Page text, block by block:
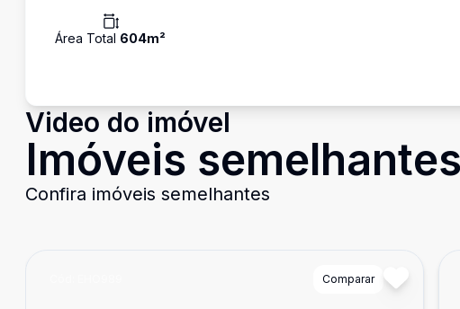
Área Total 604m²
Video do imóvel
Imóveis semelhantes
Confira imóveis semelhantes
Comparar